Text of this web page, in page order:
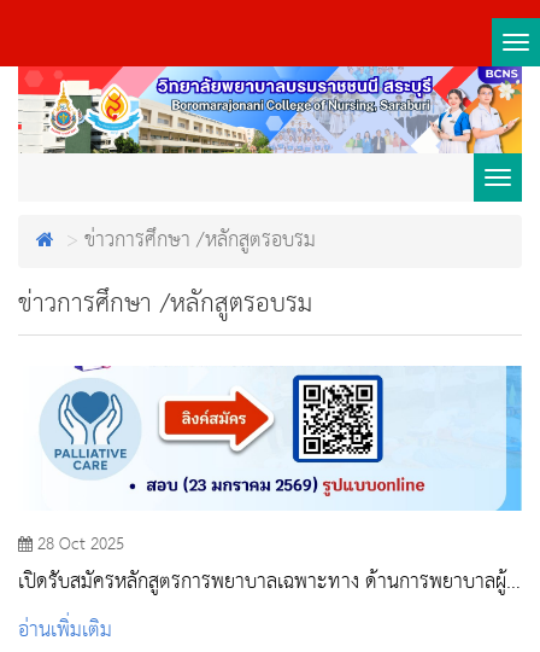
ข่าวการศึกษา /หลักสูตรอบรม
ข่าวการศึกษา /หลักสูตรอบรม
28 Oct 2025
เปิดรับสมัครหลักสูตรการพยาบาลเฉพาะทาง ด้านการพยาบาลผู้
ป่วยแบบประคับประคอง
อ่านเพิ่มเติม